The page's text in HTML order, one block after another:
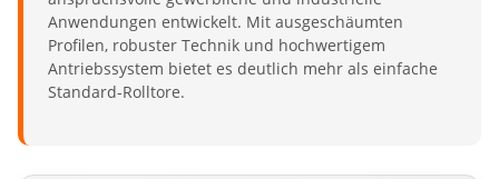
Anwendungen entwickelt. Mit ausgeschäumten
Profilen, robuster Technik und hochwertigem
Antriebssystem bietet es deutlich mehr als einfache
Standard-Rolltore.